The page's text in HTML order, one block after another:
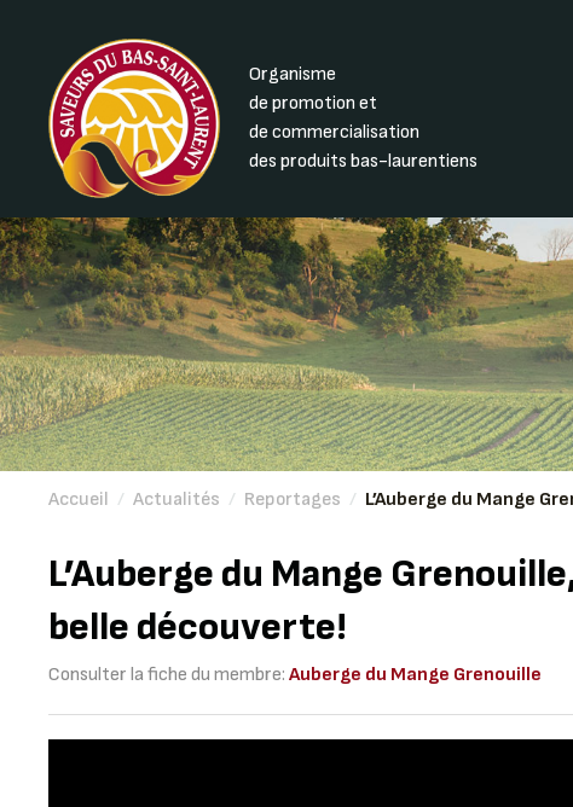
Organisme
de promotion et
de commercialisation
des produits bas-laurentiens
Accueil / Actualités / Reportages / L’Auberge du Mange
L’Auberge du Mange
belle découverte!
Consulter la fiche du membre:Auberge du Mange Grenouille